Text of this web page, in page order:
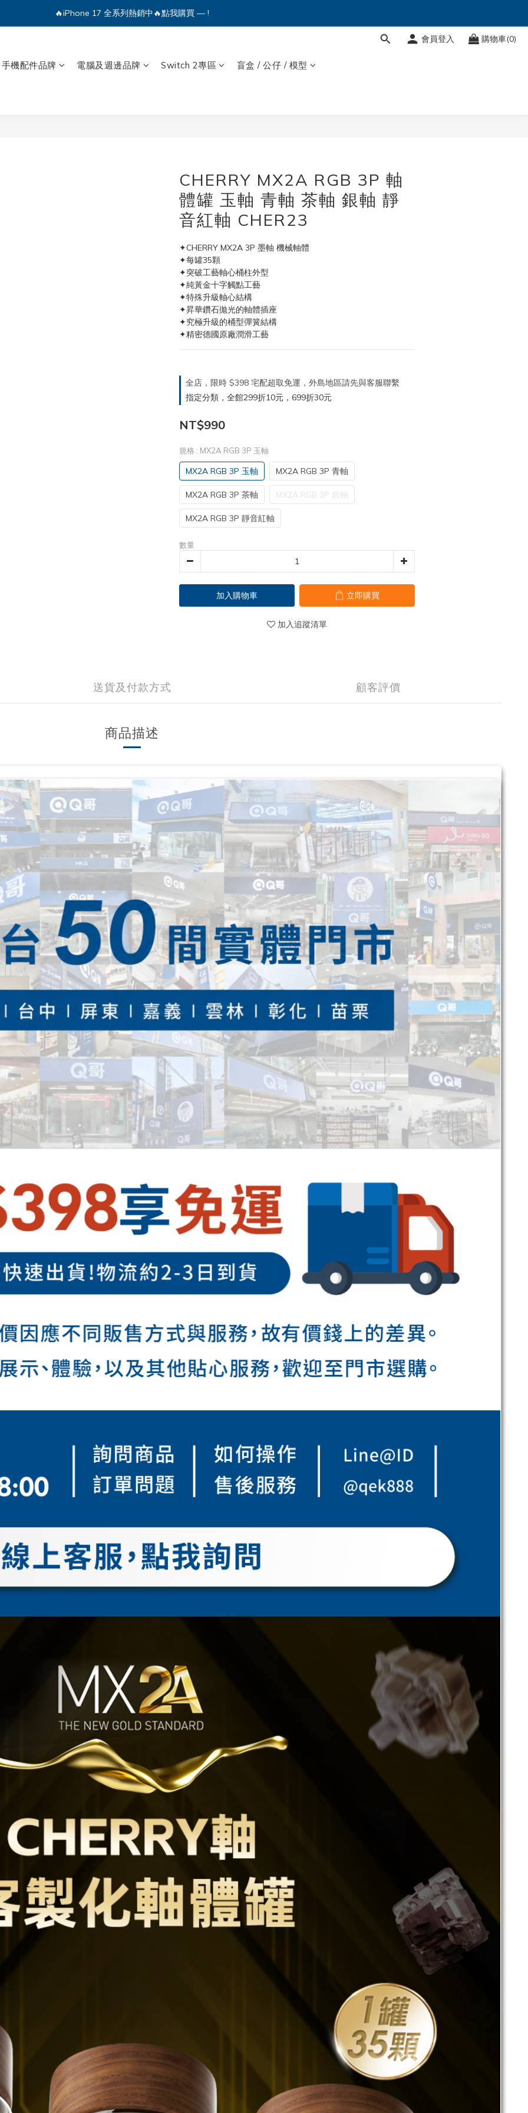
🔥iPhone 17 全系列熱銷中🔥點我購買 — !
💕加入Q哥 Line 新好友領優惠券！🎫
會員登入 購物車(0)
手機配件品牌 電腦及週邊品牌 Switch 2專區 盲盒 / 公仔 / 模型
CHERRY MX2A RGB 3P 軸
體罐 玉軸 青軸 茶軸 銀軸 靜
音紅軸 CHER23
✦CHERRY MX2A 3P 墨軸 機械軸體
✦每罐35顆
✦突破工藝軸心桶柱外型
✦純黃金十字觸點工藝
✦特殊升級軸心結構
✦昇華鑽石拋光的軸體插座
✦究極升級的桶型彈簧結構
✦精密德國原廠潤滑工藝
全店，限時 $398 宅配超取免運，外島地區請先與客服聯繫
指定分類，全館299折10元，699折30元
NT$990
規格 : MX2A RGB 3P 玉軸
MX2A RGB 3P 玉軸 MX2A RGB 3P 青軸
MX2A RGB 3P 茶軸 MX2A RGB 3P 銀軸
MX2A RGB 3P 靜音紅軸
數量
加入購物車 立即購買
加入追蹤清單
送貨及付款方式 顧客評價
商品描述